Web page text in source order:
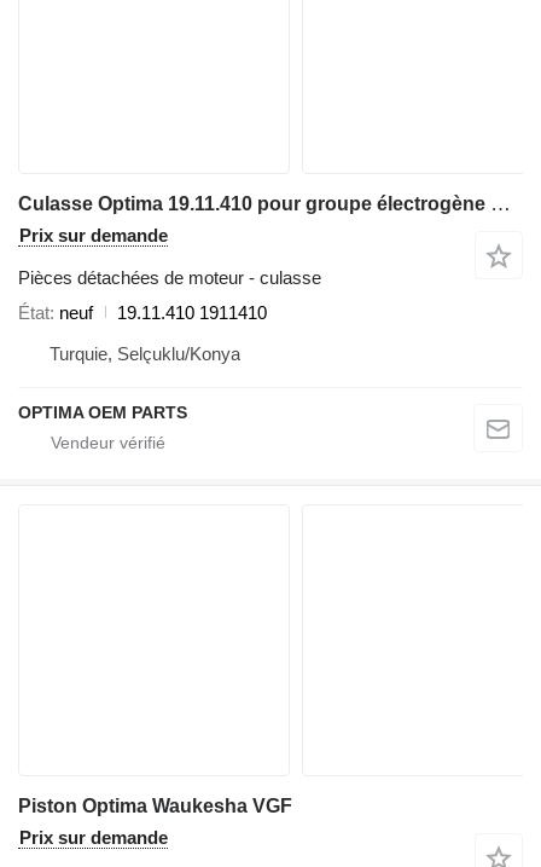
Culasse Optima 19.11.410 pour groupe électrogène Guascor SFGLD 180
Prix sur demande
Pièces détachées de moteur - culasse
État neuf
19.11.410 1911410
Turquie, Selçuklu/Konya
OPTIMA OEM PARTS
Piston Optima Waukesha VGF
Prix sur demande